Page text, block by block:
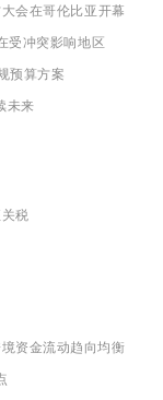
会在哥伦比亚开幕
受冲突影响地区
预算方案
未来
税
资金流动趋向均衡